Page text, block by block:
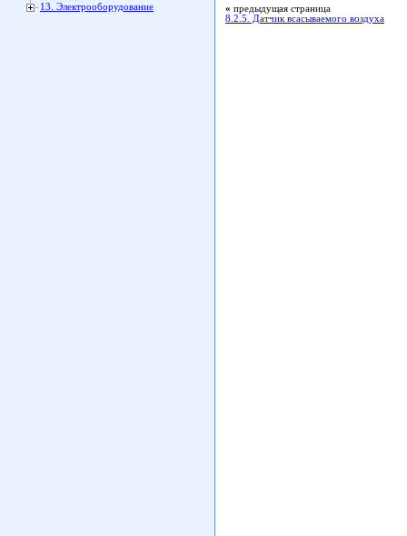
13. Электрооборудование
« предыдущая страница
8.2.5. Датчик всасываемого воздуха